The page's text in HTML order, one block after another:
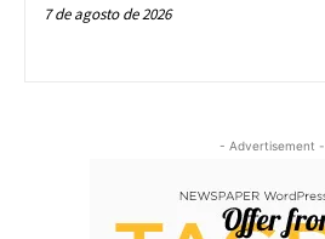
7 de agosto de 2026
- Advertisement -